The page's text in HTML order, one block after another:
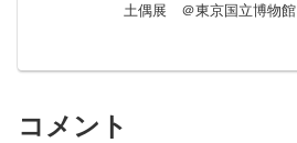
土偶展 ＠東京国立博物館
コメント